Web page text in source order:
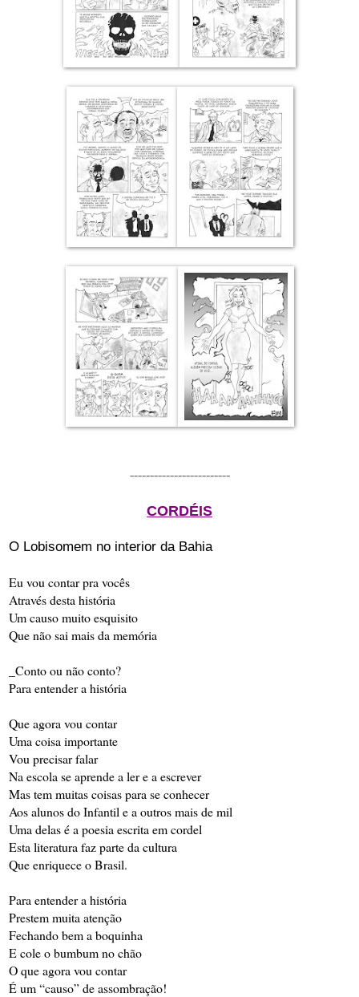
-------------------------
CORDÉIS
O Lobisomem no interior da Bahia
Eu vou contar pra vocês
Através desta história
Um causo muito esquisito
Que não sai mais da memória
_Conto ou não conto?
Para entender a história
Que agora vou contar
Uma coisa importante
Vou precisar falar
Na escola se aprende a ler e a escrever
Mas tem muitas coisas para se conhecer
Aos alunos do Infantil e a outros mais de mil
Uma delas é a poesia escrita em cordel
Esta literatura faz parte da cultura
Que enriquece o Brasil.
Para entender a história
Prestem muita atenção
Fechando bem a boquinha
E cole o bumbum no chão
O que agora vou contar
É um “causo” de assombração!